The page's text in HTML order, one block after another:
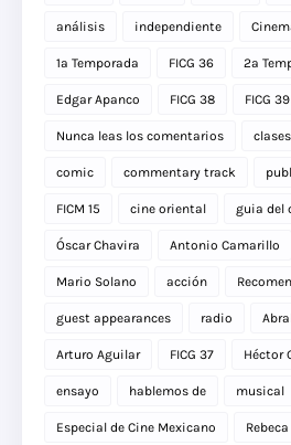
análisis independiente
1a Temporada FICG 36 2a
Edgar Apanco FICG 38 FICG 39
Nunca leas los comentarios
comic commentary track
FICM 15 cine oriental guia del
Óscar Chavira Antonio Camarillo
Mario Solano acción
guest appearances radio
Arturo Aguilar FICG 37 Héctor
ensayo hablemos de musical
Especial de Cine Mexicano